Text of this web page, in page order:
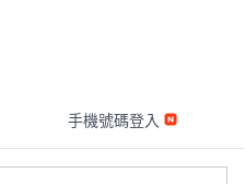
手機號碼登入